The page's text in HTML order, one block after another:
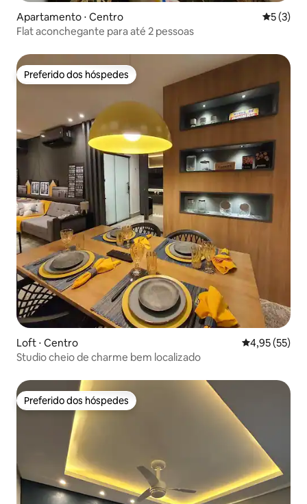
Apartamento ⋅ Centro 5 de
5 (3)
Flat aconchegante para até 2 pessoas
Preferido dos hóspedes
Preferido dos hóspedes
Loft ⋅ Centro 4,95 de uma
4,95 (55)
Studio cheio de charme bem localizado
Preferido dos hóspedes
Preferido dos hóspedes